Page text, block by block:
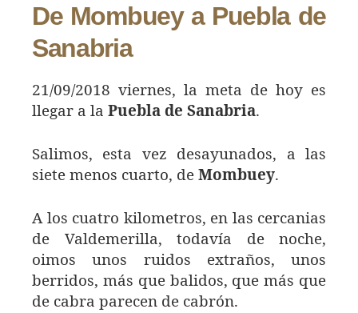
De Mombuey a Puebla de
Sanabria
21/09/2018 viernes, la meta de hoy es
llegar a la Puebla de Sanabria.
Salimos, esta vez desayunados, a las
siete menos cuarto, de Mombuey.
A los cuatro kilometros, en las cercanias
de Valdemerilla, todavía de noche,
oimos unos ruidos extraños, unos
berridos, más que balidos, que más que
de cabra parecen de cabrón.